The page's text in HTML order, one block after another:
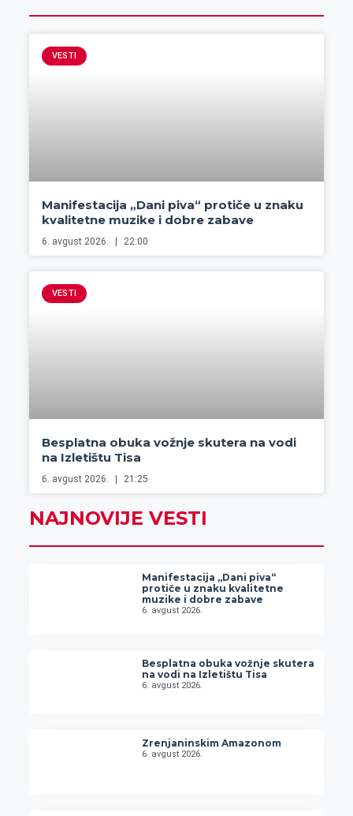
VESTI
Manifestacija „Dani piva“ protiče u znaku
kvalitetne muzike i dobre zabave
6. avgust 2026. 22:00
VESTI
Besplatna obuka vožnje skutera na vodi
na Izletištu Tisa
6. avgust 2026. 21:25
NAJNOVIJE VESTI
Manifestacija „Dani piva“
protiče u znaku kvalitetne
muzike i dobre zabave
6. avgust 2026.
Besplatna obuka vožnje skutera
na vodi na Izletištu Tisa
6. avgust 2026.
Zrenjaninskim Amazonom
6. avgust 2026.